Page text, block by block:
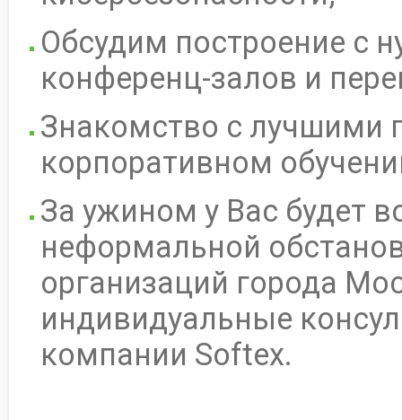
Обсудим построение с
конференц-залов и
Знакомство с лучшими
корпоративном
За ужином у Вас будет
неформальной
организаций города
индивидуальные
компании Softex.